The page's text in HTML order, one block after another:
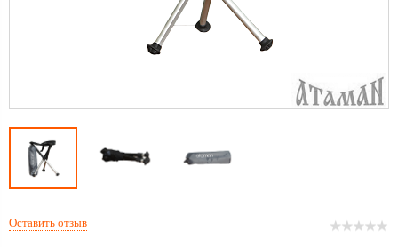
Оставить отзыв